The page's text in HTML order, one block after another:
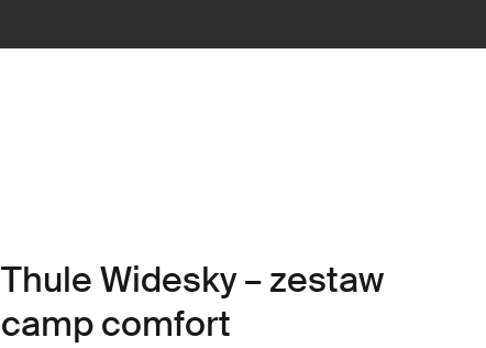
Thule Widesky – zestaw
camp comfort